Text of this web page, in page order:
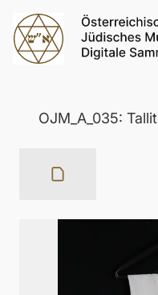
OJM_A_035: Tallit